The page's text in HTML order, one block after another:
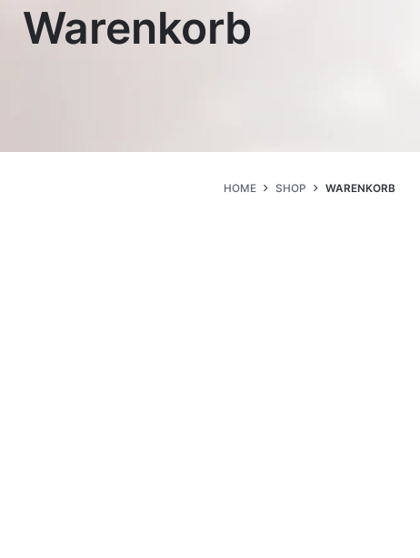
Warenkorb
HOME SHOP WARENKORB